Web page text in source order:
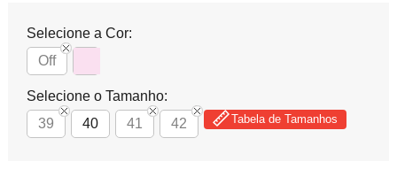
Selecione a Cor:
Off
Selecione o Tamanho:
39
40 41 42 Tabela de Tamanhos